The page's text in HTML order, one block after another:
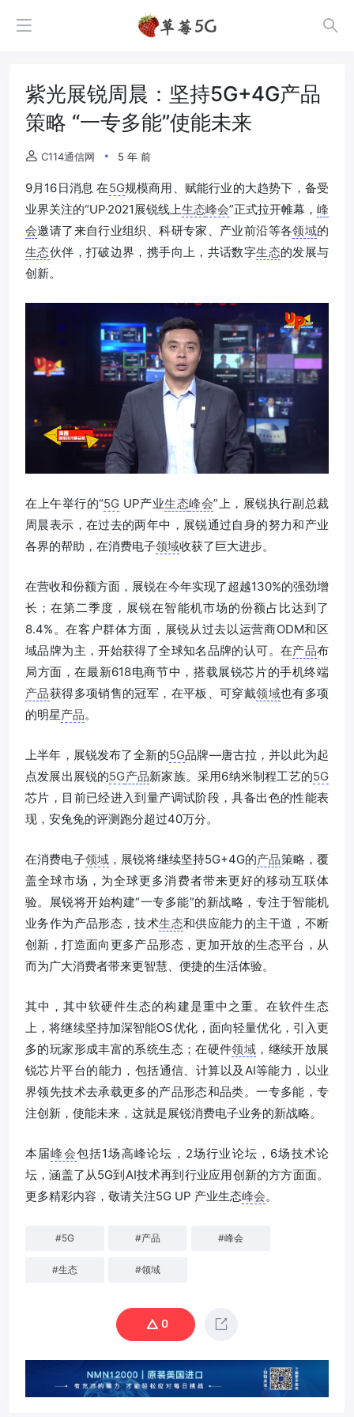
紫光展锐周晨：坚持5G+4G产品
策略 “一专多能”使能未来
C114通信网 5 年 前
9月16日消息 在5G规模商用、赋能行业的大趋势下，备受
业界关注的“UP·2021展锐线上生态峰会”正式拉开帷幕， 峰
会邀请了来自行业组织、科研专家、产业前沿等各领域的
生态伙伴，打破边界，携手向上，共话数字生态的发展与
创新。
在上午举行的“5G UP产业生态峰会”上，展锐执行副总裁
周晨表示，在过去的两年中，展锐通过自身的努力和产业
各界的帮助，在消费电子领域收获了巨大进步。
在营收和份额方面，展锐在今年实现了超越130%的强劲增
长；在第二季度，展锐在智能机市场的份额占比达到了
8.4%。在客户群体方面，展锐从过去以运营商ODM和区
域品牌为主，开始获得了全球知名品牌的认可。在产品布
局方面，在最新618电商节中，搭载展锐芯片的手机终端
产品获得多项销售的冠军，在平板、可穿戴领域也有多项
的明星产品。
上半年，展锐发布了全新的5G品牌—唐古拉，并以此为起
点发展出展锐的5G产品新家族。采用6纳米制程工艺的5G
芯片，目前已经进入到量产调试阶段，具备出色的性能表
现，安兔兔的评测跑分超过40万分。
在消费电子领域，展锐将继续坚持5G+4G的产品策略，覆
盖全球市场，为全球更多消费者带来更好的移动互联体
验。展锐将开始构建“一专多能”的新战略，专注于智能机
业务作为产品形态，技术生态和供应能力的主干道，不断
创新，打造面向更多产品形态，更加开放的生态平台，从
而为广大消费者带来更智慧、便捷的生活体验。
其中，其中软硬件生态的构建是重中之重。在软件生态
上，将继续坚持加深智能OS优化，面向轻量优化，引入更
多的玩家形成丰富的系统生态；在硬件领域 ，继续开放展
锐芯片平台的能力，包括通信、计算以及AI等能力，以业
界领先技术去承载更多的产品形态和品类。一专多能，专
注创新，使能未来，这就是展锐消费电子业务的新战略。
本届峰会包括1场高峰论坛，2场行业论坛，6场技术论
坛，涵盖了从5G到AI技术再到行业应用创新的方方面面。
更多精彩内容，敬请关注5G UP 产业生态峰会。
#5G #产品 #峰会
#生态 #领域
0